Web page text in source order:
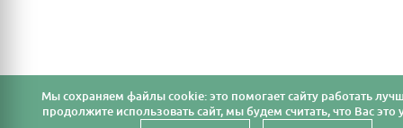
Мы cохраняем файлы cookie: это помогает сайту работать
продолжите использовать сайт, мы будем считать, что Вас это